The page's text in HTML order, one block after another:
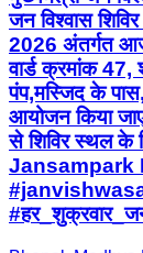
जन विश्वास
2026 अंतर्गत
वार्ड क्रमांक 47,
पंप,मस्जिद के
आयोजन किया
से शिविर स्थल के
Jansampark